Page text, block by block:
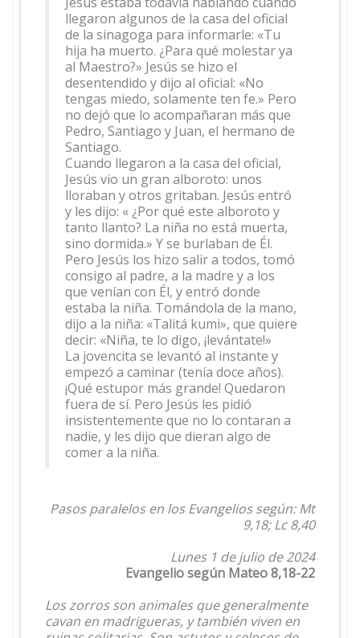
llegaron algunos de la casa del oficial
de la sinagoga para informarle: «Tu
hija ha muerto. ¿Para qué molestar ya
al Maestro?» Jesús se hizo el
desentendido y dijo al oficial: «No
tengas miedo, solamente ten fe.» Pero
no dejó que lo acompañaran más que
Pedro, Santiago y Juan, el hermano de
Santiago.
Cuando llegaron a la casa del oficial,
Jesús vio un gran alboroto: unos
lloraban y otros gritaban. Jesús entró
y les dijo: « ¿Por qué este alboroto y
tanto llanto? La niña no está muerta,
sino dormida.» Y se burlaban de Él.
Pero Jesús los hizo salir a todos, tomó
consigo al padre, a la madre y a los
que venían con Él, y entró donde
estaba la niña. Tomándola de la mano,
dijo a la niña: «Talitá kumi», que quiere
decir: «Niña, te lo digo, ¡levántate!»
La jovencita se levantó al instante y
empezó a caminar (tenía doce años).
¡Qué estupor más grande! Quedaron
fuera de sí. Pero Jesús les pidió
insistentemente que no lo contaran a
nadie, y les dijo que dieran algo de
comer a la niña.
Pasos paralelos en los Evangelios según: Mt
9,18; Lc 8,40
Lunes 1 de julio de 2024
Evangelio según Mateo 8,18-22
Los zorros son animales que generalmente
cavan en madrigueras, y también viven en